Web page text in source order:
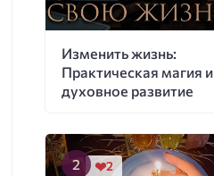
Изменить жизнь:
Практическая магия и
духовное развитие
2